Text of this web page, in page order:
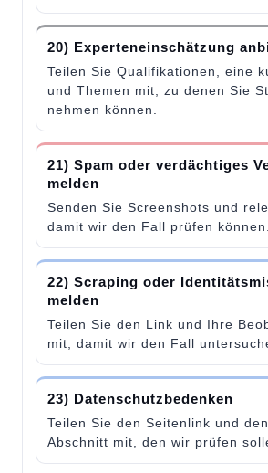
20) Experteneinschätzung
Teilen Sie Qualifikationen, eine
und Themen mit, zu denen Sie
nehmen können.
21) Spam oder verdächtiges
melden
Senden Sie Screenshots und
damit wir den Fall prüfen können.
22) Scraping oder
melden
Teilen Sie den Link und Ihre
mit, damit wir den Fall
23) Datenschutzbedenken
Teilen Sie den Seitenlink und
Abschnitt mit, den wir prüfen